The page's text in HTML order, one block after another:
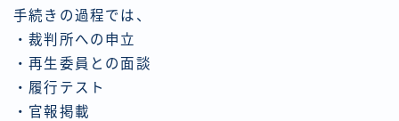
手続きの過程では、
・裁判所への申立
・再生委員との面談
・履行テスト
・官報掲載